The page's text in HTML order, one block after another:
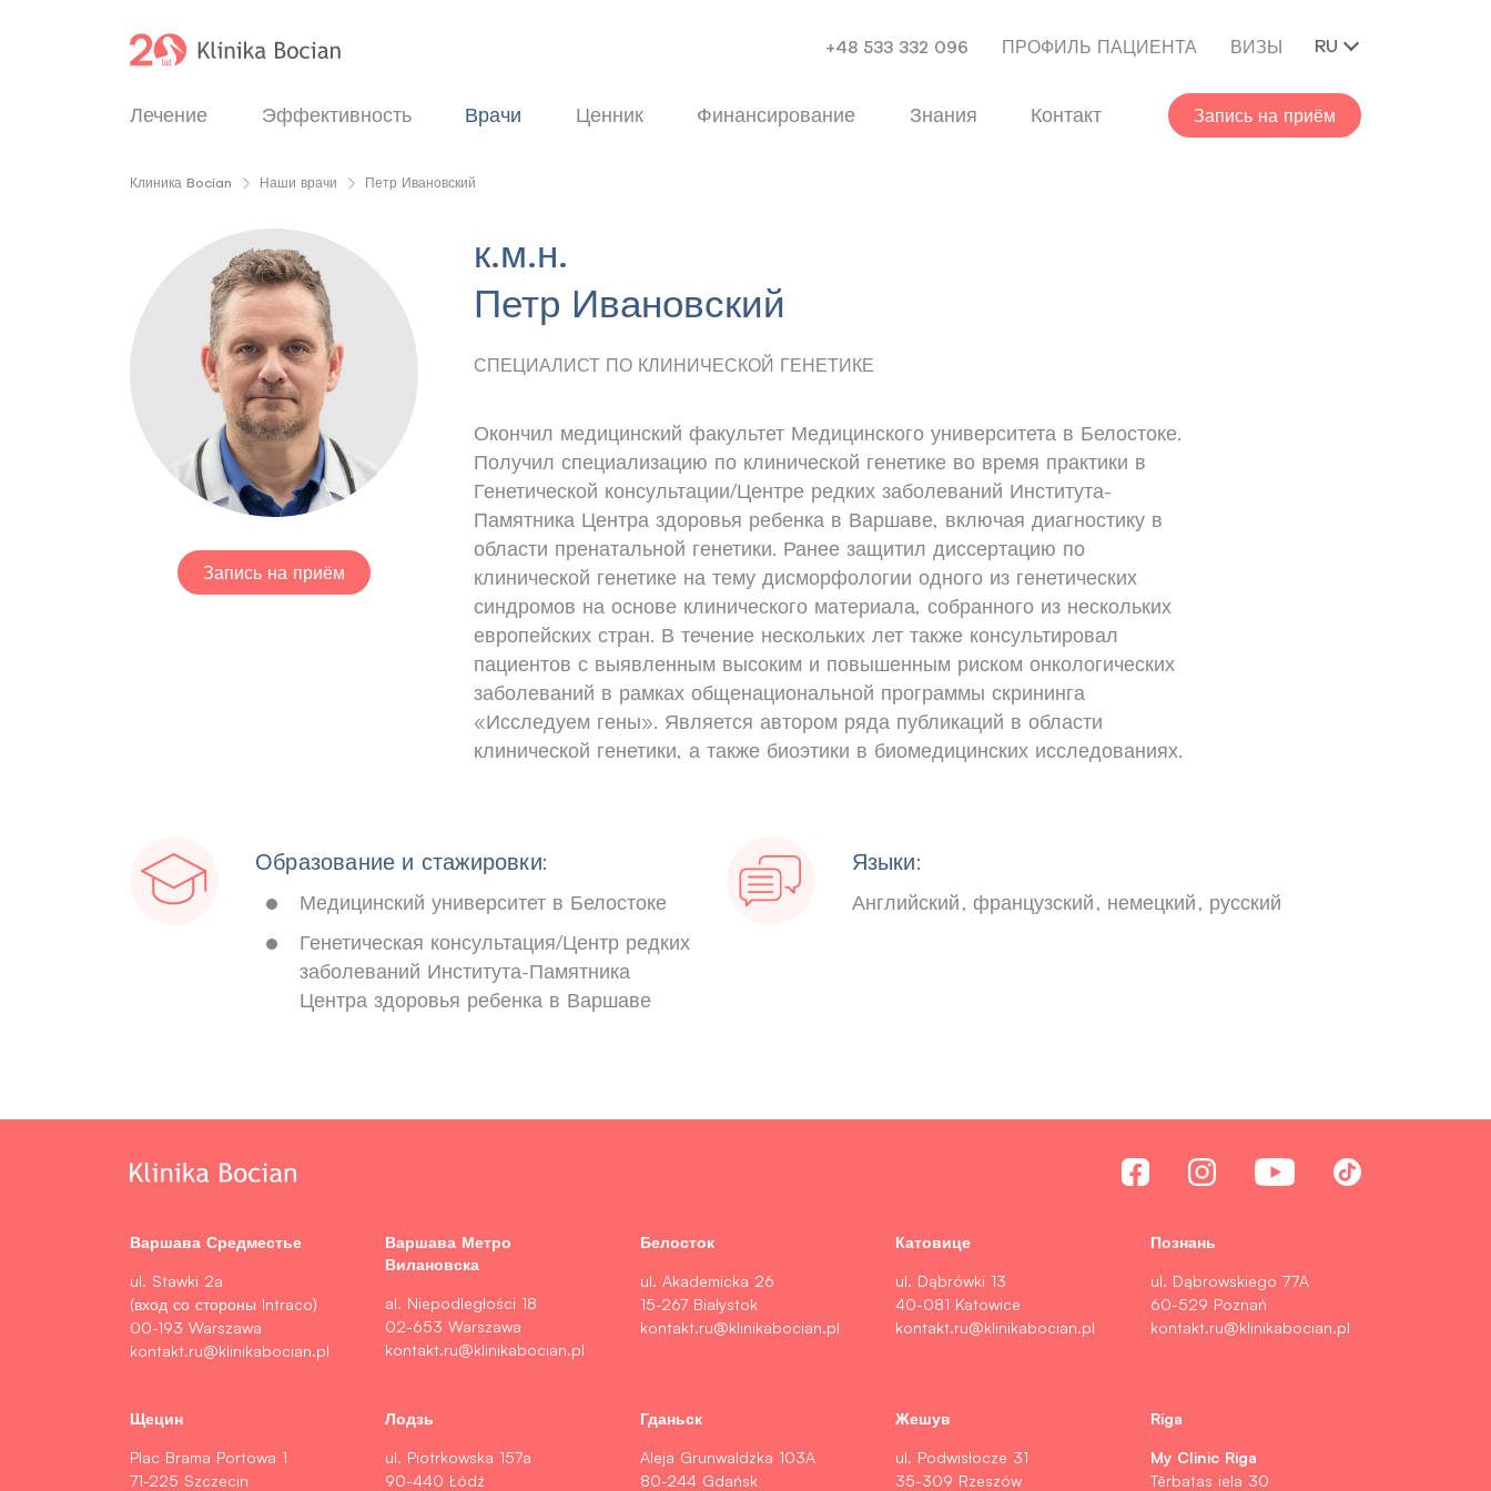
+48 533 332 096 ПРОФИЛЬ ПАЦИЕНТА ВИЗЫ RU
Лечение Эффективность Врачи Ценник Финансирование Знания Контакт Запись на приём
Клиника Bocian Наши врачи Петр Ивановский
Запись на приём
к.м.н.
Петр Ивановский
СПЕЦИАЛИСТ ПО КЛИНИЧЕСКОЙ ГЕНЕТИКЕ
Окончил медицинский факультет Медицинского университета в Белостоке.
Получил специализацию по клинической генетике во время практики в
Генетической консультации/Центре редких заболеваний Института-
Памятника Центра здоровья ребенка в Варшаве, включая диагностику в
области пренатальной генетики. Ранее защитил диссертацию по
клинической генетике на тему дисморфологии одного из генетических
синдромов на основе клинического материала, собранного из нескольких
европейских стран. В течение нескольких лет также консультировал
пациентов с выявленным высоким и повышенным риском онкологических
заболеваний в рамках общенациональной программы скрининга
«Исследуем гены». Является автором ряда публикаций в области
клинической генетики, а также биоэтики в биомедицинских исследованиях.
Образование и стажировки:
Медицинский университет в Белостоке
Генетическая консультация/Центр редких
заболеваний Института-Памятника
Центра здоровья ребенка в Варшаве
Языки:
Английский французский немецкий русский
Варшава Средместье
ul. Stawki 2a
(вход со стороны Intraco)
00-193 Warszawa
kontakt.ru@klinikabocian.pl
Варшава Метро
Вилановска
al. Niepodległości 18
02-653 Warszawa
kontakt.ru@klinikabocian.pl
Белосток
ul. Akademicka 26
15-267 Białystok
kontakt.ru@klinikabocian.pl
Катовице
ul. Dąbrówki 13
40-081 Katowice
kontakt.ru@klinikabocian.pl
Познань
ul. Dąbrowskiego 77A
60-529 Poznań
kontakt.ru@klinikabocian.pl
Щецин
Plac Brama Portowa 1
71-225 Szczecin
Лодзь
ul. Piotrkowska 157a
90-440 Łódź
Гданьск
Aleja Grunwaldzka 103A
80-244 Gdańsk
Жешув
ul. Podwisłocze 31
35-309 Rzeszów
Riga
My Clinic Riga
Tērbatas iela 30